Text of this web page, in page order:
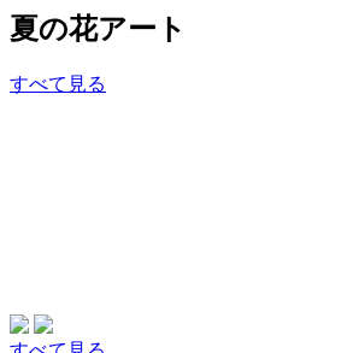
夏の花アート
すべて見る